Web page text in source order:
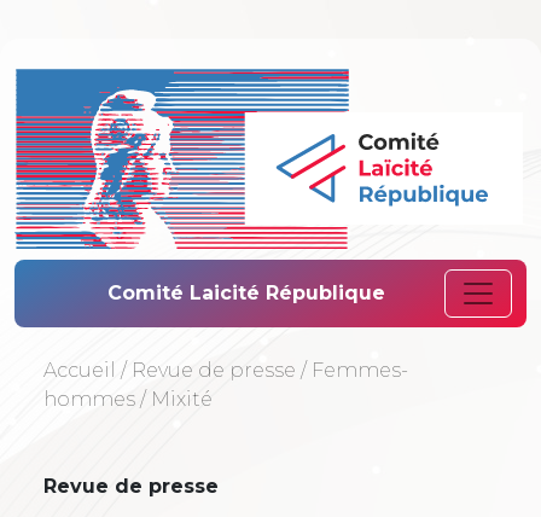
Comité Laïcité
Comité Laicité République
Accueil / Revue de presse / Femmes-
hommes / Mixité
Revue de presse